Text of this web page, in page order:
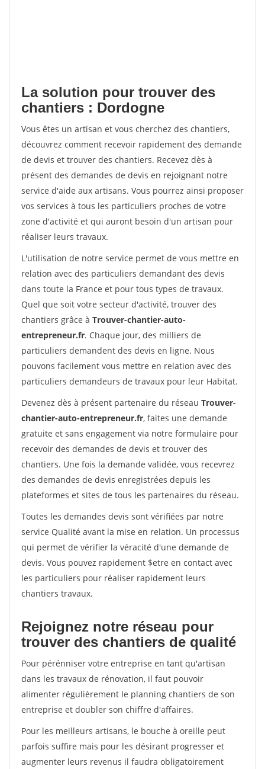
La solution pour trouver des
chantiers : Dordogne
Vous êtes un artisan et vous cherchez des chantiers,
découvrez comment recevoir rapidement des demande
de devis et trouver des chantiers. Recevez dès à
présent des demandes de devis en rejoignant notre
service d'aide aux artisans. Vous pourrez ainsi proposer
vos services à tous les particuliers proches de votre
zone d'activité et qui auront besoin d'un artisan pour
réaliser leurs travaux.
L'utilisation de notre service permet de vous mettre en
relation avec des particuliers demandant des devis
dans toute la France et pour tous types de travaux.
Quel que soit votre secteur d'activité, trouver des
chantiers grâce à Trouver-chantier-auto-
entrepreneur.fr. Chaque jour, des milliers de
particuliers demandent des devis en ligne. Nous
pouvons facilement vous mettre en relation avec des
particuliers demandeurs de travaux pour leur Habitat.
Devenez dès à présent partenaire du réseau Trouver-
chantier-auto-entrepreneur.fr, faites une demande
gratuite et sans engagement via notre formulaire pour
recevoir des demandes de devis et trouver des
chantiers. Une fois la demande validée, vous recevrez
des demandes de devis enregistrées depuis les
plateformes et sites de tous les partenaires du réseau.
Toutes les demandes devis sont vérifiées par notre
service Qualité avant la mise en relation. Un processus
qui permet de vérifier la véracité d'une demande de
devis. Vous pouvez rapidement $etre en contact avec
les particuliers pour réaliser rapidement leurs
chantiers travaux.
Rejoignez notre réseau pour
trouver des chantiers de qualité
Pour pérénniser votre entreprise en tant qu'artisan
dans les travaux de rénovation, il faut pouvoir
alimenter régulièrement le planning chantiers de son
entreprise et doubler son chiffre d'affaires.
Pour les meilleurs artisans, le bouche à oreille peut
parfois suffire mais pour les désirant progresser et
augmenter leurs revenus il faudra obligatoirement